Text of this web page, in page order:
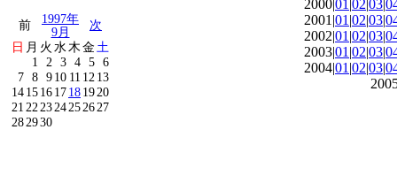
前
1997年
9月
次
日 月 火 水 木金 土
1
2 3 4 5 6
7 8 910 11 12 13
14151617181920
21 22 2324252627
282930
2000|01 |02|03|
2001|01 |02|03|
2002|01 |02|03|
2003|01 |02|03|
2004|01 |02|03|